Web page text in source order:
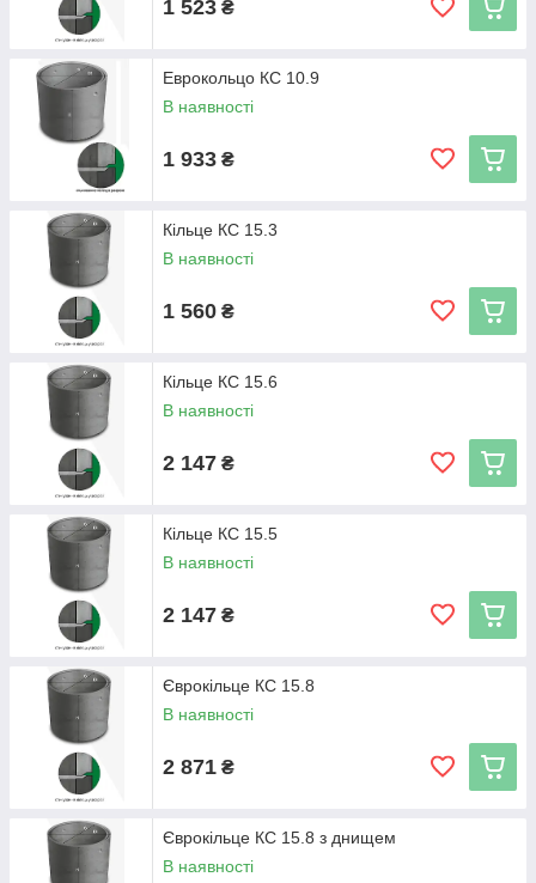
1 523 ₴
Еврокольцо КС 10.9
В наявності
1 933 ₴
Кільце КС 15.3
В наявності
1 560 ₴
Кільце КС 15.6
В наявності
2 147 ₴
Кільце КС 15.5
В наявності
2 147 ₴
Єврокільце КС 15.8
В наявності
2 871 ₴
Єврокільце КС 15.8 з днищем
В наявності